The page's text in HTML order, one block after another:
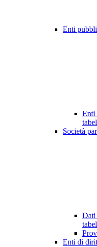
Enti
Enti
Società
Dati
Enti di